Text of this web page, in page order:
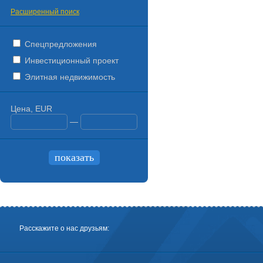
Расширенный поиск
Спецпредложения
Инвестиционный проект
Элитная недвижимость
Цена, EUR
—
Расскажите о нас друзьям: